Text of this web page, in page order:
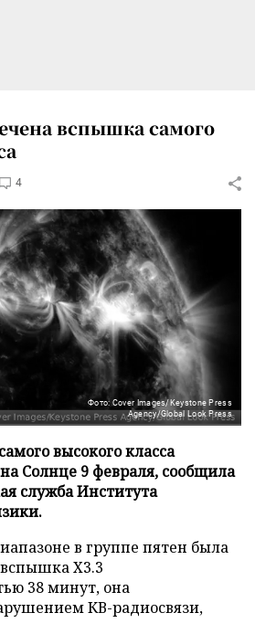
вспышка самого
4
Фото: Cover Images/Keystone Press
Agency/Global Look Press
высокого класса
Солнце 9 февраля, сообщила
служба Института
в группе пятен была
Х3.3
38 минут, она
КВ-радиосвязи,